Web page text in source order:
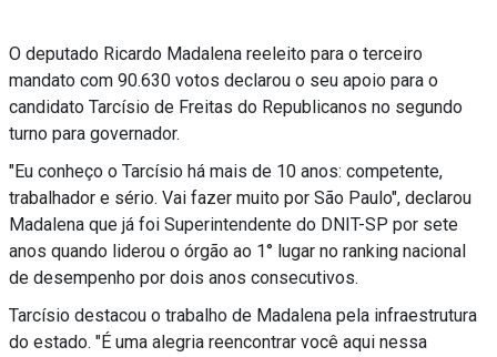
O deputado Ricardo Madalena reeleito para o terceiro
mandato com 90.630 votos declarou o seu apoio para o
candidato Tarcísio de Freitas do Republicanos no segundo
turno para governador.
"Eu conheço o Tarcísio há mais de 10 anos: competente,
trabalhador e sério. Vai fazer muito por São Paulo", declarou
Madalena que já foi Superintendente do DNIT-SP por sete
anos quando liderou o órgão ao 1° lugar no ranking nacional
de desempenho por dois anos consecutivos.
Tarcísio destacou o trabalho de Madalena pela infraestrutura
do estado. "É uma alegria reencontrar você aqui nessa